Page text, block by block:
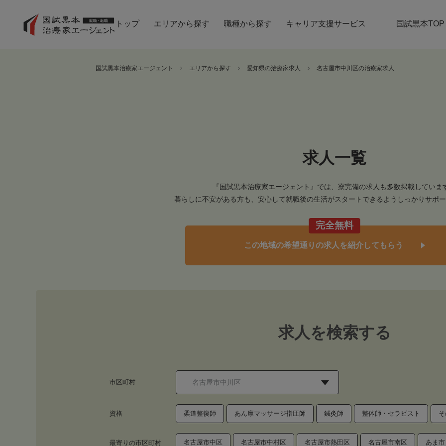
トップ エリアから探す 職種から探す キャリア支援サービス 国試黒本TOP
国試黒本治療家エージェント エリアから探す 愛知県の治療家求人 名古屋市中川区の治療家求人
求人一覧
『国試黒本治療家エージェント』では、寮完備の求人も多数掲載していま
暮らしに不安がある方も、安心して就職後の生活がスタートできるようしっかりサポ
完全無料
この地域の希望通りの求人を紹介してもらう
求人を検索する
市区町村
資格 柔道整復師 あん摩マッサージ指圧師 鍼灸師 整体師・セラピスト
最寄りの市区町村 名古屋市中区 名古屋市中村区 名古屋市熱田区 名古屋市南区 あま市